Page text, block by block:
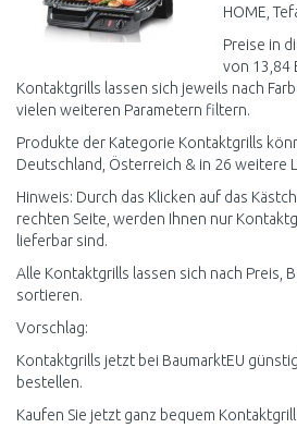
HOME,
Preise in
von 13,84
Kontaktgrills lassen sich jeweils nach
vielen weiteren Parametern filtern.
Produkte der Kategorie Kontaktgrills
Deutschland, Österreich & in 26 weitere
Hinweis: Durch das Klicken auf das
rechten Seite, werden Ihnen nur
lieferbar sind.
Alle Kontaktgrills lassen sich nach Preis,
sortieren.
Vorschlag:
Kontaktgrills jetzt bei BaumarktEU
bestellen.
Kaufen Sie jetzt ganz bequem